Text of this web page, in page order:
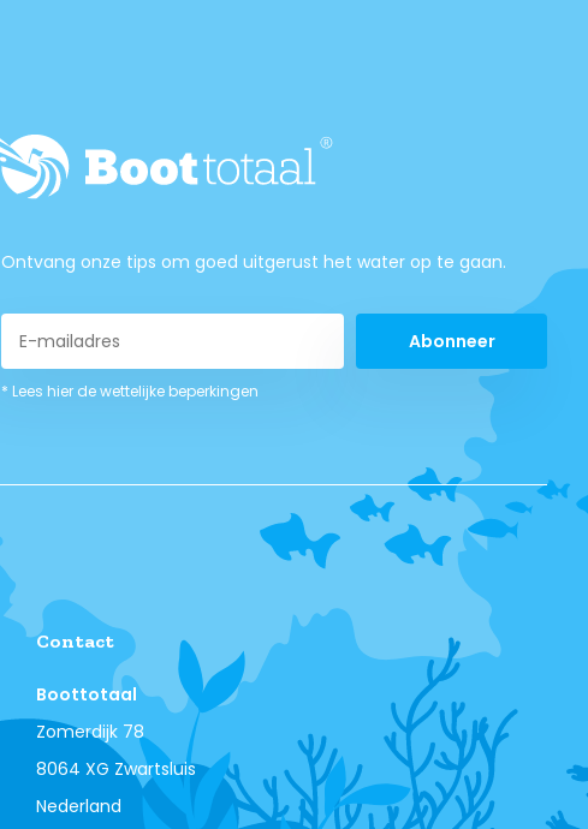
Ontvang onze tips om goed uitgerust het water op te gaan.
Abonneer
* Lees hier de wettelijke beperkingen
Contact
Boottotaal
Zomerdijk 78
8064 XG Zwartsluis
Nederland